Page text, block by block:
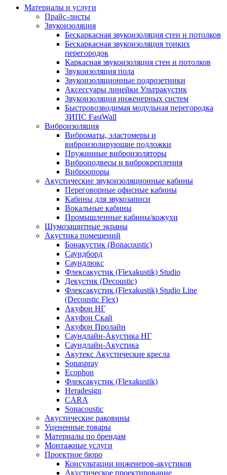
Материалы и услуги
Прайс-листы
Звукоизоляция
Бескаркасная звукоизоляция стен и потолков
Бескаркасная звукоизоляция тонких
перегородок
Каркасная звукоизоляция стен и потолков
Звукоизоляция пола
Звукоизоляционные подрозетники
Аксессуары линейки Ультракустик
Звукоизоляция инженерных систем
Быстровозводимая модульная перегородка
ЗИПС FastWall
Виброизоляция
Виброматы, эластомеры и
виброизолирующие подложки
Пружинные виброизоляторы
Виброподвесы и виброкрепления
Виброопоры
Акустические звукоизоляционные кабины
Переговорные офисные кабины
Кабины для звукозаписи
Вокальные кабины
Промышленные кабины/кожухи
Шумозащитные экраны
Акустика помещений
Бонакустик (Bonacoustic)
Саундборд
Саундлюкс
Флексакустик (Flexakustik) Studio
Декустик (Decoustic)
Флексакустик (Flexakustik) Studio Line
(Decoustic Flex)
Акуфон НГ
Акуфон Скай
Акуфон Пролайн
Саундлайн-Акустика НГ
Саундлайн-Акустика
Акутекс Акустические кресла
Sonaspray
Ecophon
Флексакустик (Flexakustik)
Heradesign
CARA
Sonacoustic
Акустические раковины
Уцененные товары
Материалы по брендам
Монтажные услуги
Проектное бюро
Консультации инженеров-акустиков
Акустическое проектирование